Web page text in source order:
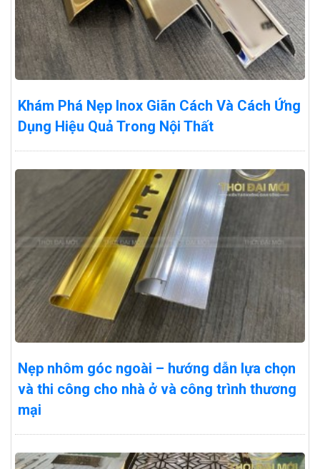
Khám Phá Nẹp Inox Giãn Cách Và Cách Ứng
Dụng Hiệu Quả Trong Nội Thất
Nẹp nhôm góc ngoài – hướng dẫn lựa chọn
và thi công cho nhà ở và công trình thương
mại